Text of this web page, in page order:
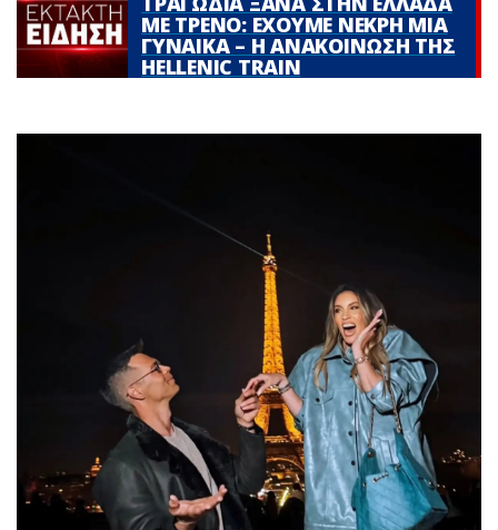
ΜΕ ΤΡΕΝΟ: ΕΧΟΥΜΕ ΝΕΚΡΗ ΜΙΑ
ΓΥΝΑΙΚΑ – Η ΑΝΑΚΟΙΝΩΣΗ ΤΗΣ
HELLENIC TRAIN